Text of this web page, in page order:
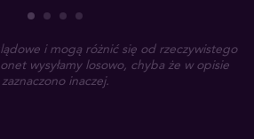
i mogą różnić się od rzeczywistego
wysyłamy losowo, chyba że w opisie
zaznaczono inaczej.